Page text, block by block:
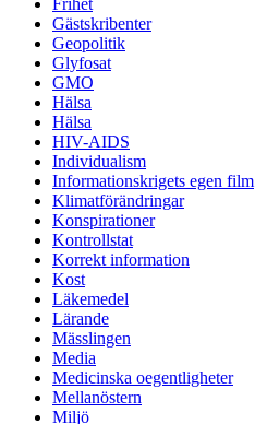
Gästskribenter
Geopolitik
Glyfosat
GMO
Hälsa
Hälsa
HIV-AIDS
Individualism
Informationskrigets egen film
Klimatförändringar
Konspirationer
Kontrollstat
Korrekt information
Kost
Läkemedel
Lärande
Mässlingen
Media
Medicinska oegentligheter
Mellanöstern
Miljö